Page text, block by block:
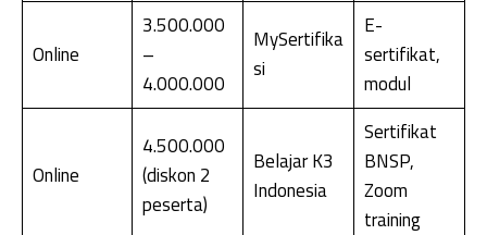
Online
3.500.000
–
4.000.000
MySertifika
si
E-
sertifikat,
modul
Online
4.500.000
(diskon 2
peserta)
Belajar K3
Indonesia
Sertifikat
BNSP,
Zoom
training